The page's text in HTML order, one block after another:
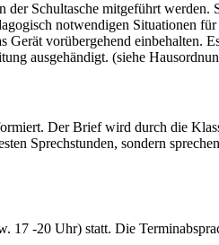
Schultasche mitgeführt
notwendigen Situationen
vorübergehend einbehalten.
ausgehändigt. (siehe
Der Brief wird durch die
Sprechstunden, sondern
-20 Uhr) statt. Die